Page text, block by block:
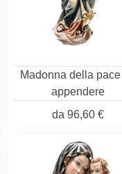
Madonna della
appendere
da 96,60 €